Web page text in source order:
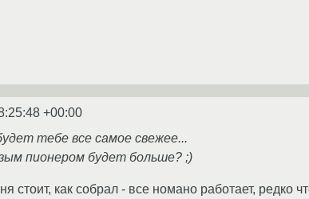
+00:00
тебе все самое свежее...
пионером будет больше? ;)
стоит, как собрал - все номано работает, редко